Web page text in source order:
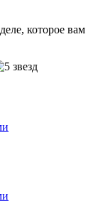
которое вам